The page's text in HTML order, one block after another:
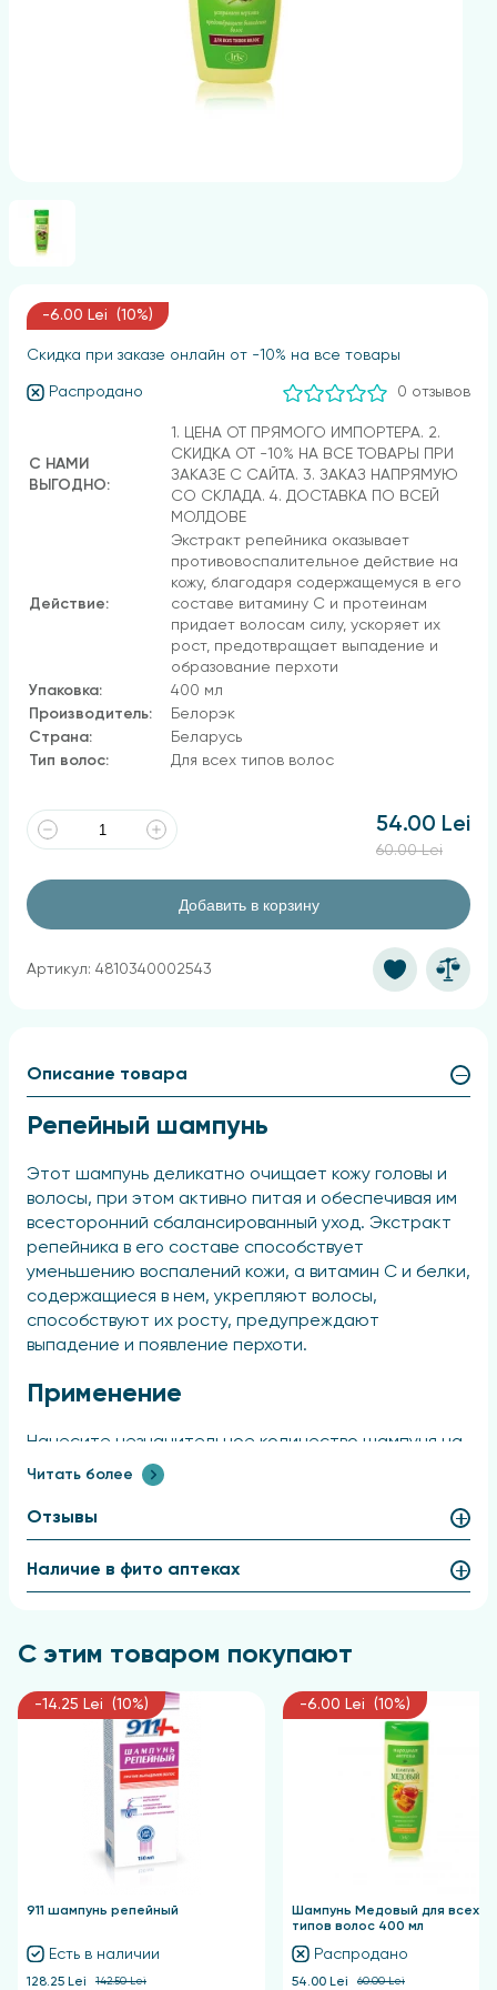
-6.00 Lei (10%)
Скидка при заказе онлайн от -10% на все товары
Распродано 0 отзывов
С НАМИ
ВЫГОДНО:
1. ЦЕНА ОТ ПРЯМОГО ИМПОРТЕРА. 2.
СКИДКА ОТ -10% НА ВСЕ ТОВАРЫ ПРИ
ЗАКАЗЕ С САЙТА. 3. ЗАКАЗ НАПРЯМУЮ
СО СКЛАДА. 4. ДОСТАВКА ПО ВСЕЙ
МОЛДОВЕ
Действие:
Экстракт репейника оказывает
противовоспалительное действие на
кожу, благодаря содержащемуся в его
составе витамину С и протеинам
придает волосам силу, ускоряет их
рост, предотвращает выпадение и
образование перхоти
Упаковка:
400 мл
Производитель:
Белорэк
Страна:
Беларусь
Тип волос:
Для всех типов волос
54.00 Lei
60.00 Lei
Добавить в корзину
Артикул: 4810340002543
Описание товара
Репейный шампунь
Этот шампунь деликатно очищает кожу головы и
волосы, при этом активно питая и обеспечивая им
всесторонний сбалансированный уход. Экстракт
репейника в его составе способствует
уменьшению воспалений кожи, а витамин C и белки,
содержащиеся в нем, укрепляют волосы,
способствуют их росту, предупреждают
выпадение и появление перхоти.
Применение
Нанесите незначительное количество шампуня на
увлажненные волосы, аккуратно помассируйте до
появления пены, затем тщательно смойте
средство теплой водой. При необходимости
процедуру можно повторить.
Читать более
Отзывы
Наличие в фито аптеках
С этим товаром покупают
-14.25 Lei (10%)
911 шампунь репейный
Есть в наличии
128.25 Lei 142.50 Lei
-6.00 Lei (10%)
Шампунь Медовый для всех
типов волос 400 мл
Распродано
54.00 Lei 60.00 Lei